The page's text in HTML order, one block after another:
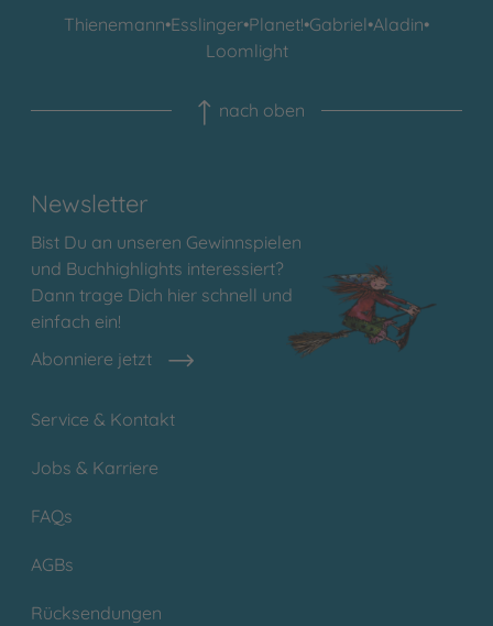
Thienemann•Esslinger•Planet!•Gabriel•Aladin•
Loomlight
nach oben
Newsletter
Bist Du an unseren Gewinnspielen
und Buchhighlights interessiert?
Dann trage Dich hier schnell und
einfach ein!
Abonniere jetzt
Service & Kontakt
Jobs & Karriere
FAQs
AGBs
Rücksendungen